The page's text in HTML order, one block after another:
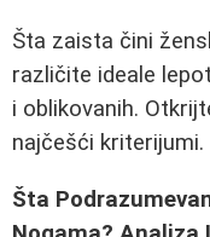
Šta zaista čini
različite ideale
i oblikovanih.
najčešći kriterijumi.
Šta